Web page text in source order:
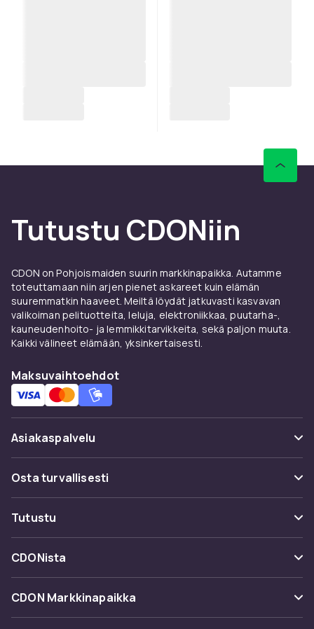
Tutustu CDONiin
CDON on Pohjoismaiden suurin markkinapaikka. Autamme
toteuttamaan niin arjen pienet askareet kuin elämän
suuremmatkin haaveet. Meiltä löydät jatkuvasti kasvavan
valikoiman pelituotteita, leluja, elektroniikkaa, puutarha-,
kauneudenhoito- ja lemmikkitarvikkeita, sekä paljon muuta.
Kaikki välineet elämään, yksinkertaisesti.
Maksuvaihtoehdot
Asiakaspalvelu
Usein kysyttyä (UKK)
Seuraa pakettia
Ota yhteyttä
Osta turvallisesti
Maksuvaihtoehdot
Toimitus
Takaisinvedot
Tutustu
Kategoriat
Tuotemerkit
CDONista
Tietoa meistä
Asiakasarvionnit
CDON Markkinapaikka